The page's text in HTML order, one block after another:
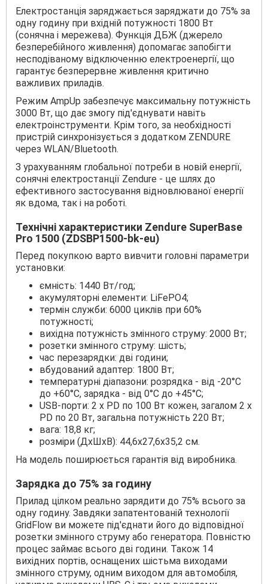
Електростанція заряджається заряджати до 75% за
одну годину при вхідній потужності 1800 Вт
(сонячна і мережева). Функція ДБЖ (джерело
безперебійного живлення) допомагає запобігти
несподіваному відключенню електроенергії, що
гарантує безперервне живлення критично
важливих приладів.
Режим AmpUp забезпечує максимальну потужність
3000 Вт, що дає змогу під'єднувати навіть
електроінструменти. Крім того, за необхідності
пристрій синхронізується з додатком ZENDURE
через WLAN/Bluetooth.
З урахуванням глобальної потреби в новій енергії,
сонячні електростанції Zendure - це шлях до
ефективного застосування відновлюваної енергії
як вдома, так і на роботі.
Технічні характеристики Zendure SuperBase
Pro 1500 (ZDSBP1500-bk-eu)
Перед покупкою варто вивчити головні параметри
установки:
ємність: 1440 Вт/год;
акумуляторні елементи: LiFePO4;
термін служби: 6000 циклів при 60%
потужності;
вихідна потужність змінного струму: 2000 Вт;
розетки змінного струму: шість;
час перезарядки: дві години;
вбудований адаптер: 1800 Вт;
температурні діапазони: розрядка - від -20°С
до +60°С, зарядка - від 0°С до +45°С;
USB-порти: 2 x PD по 100 Вт кожен, загалом 2 x
PD по 20 Вт, загальна потужність 220 Вт;
вага: 18,8 кг;
розміри (ДхШхВ): 44,6x27,6x35,2 см.
На модель поширюється гарантія від виробника.
Зарядка до 75% за годину
Прилад цілком реально зарядити до 75% всього за
одну годину. Завдяки запатентованій технології
GridFlow ви можете під'єднати його до відповідної
розетки змінного струму або генератора. Повністю
процес займає всього дві години. Також 14
вихідних портів, оснащених шістьма виходами
змінного струму, одним виходом для автомобіля,